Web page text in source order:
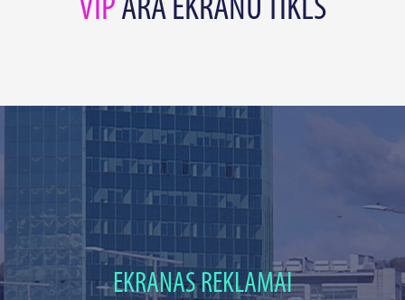
VIP ĀRA EKRĀNU TĪKLS
EKRANAS REKLAMAI